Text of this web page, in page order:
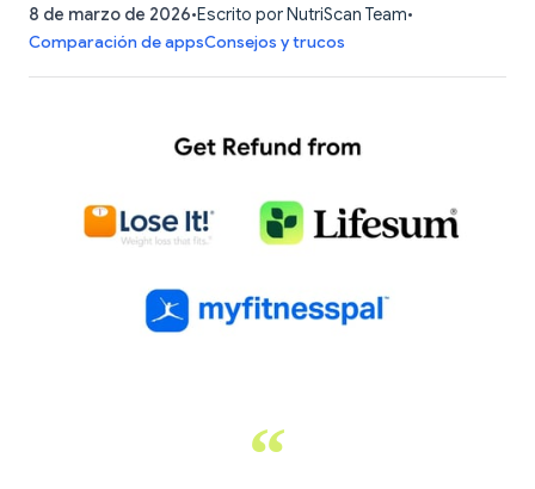
8 de marzo de 2026•Escrito por NutriScan Team•
Comparación de appsConsejos y trucos